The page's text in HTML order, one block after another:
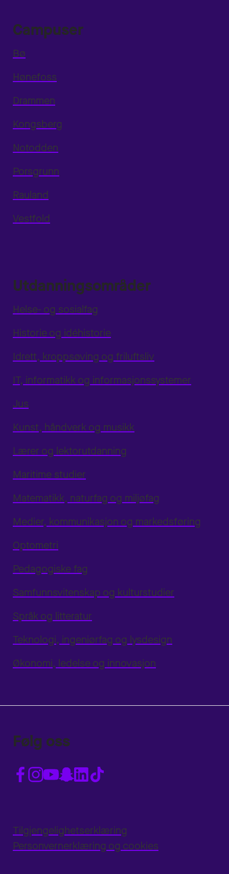
Campuser
Bø
Hønefoss
Drammen
Kongsberg
Notodden
Porsgrunn
Rauland
Vestfold
Utdanningsområder
Helse- og sosialfag
Historie og idéhistorie
Idrett, kroppsøving og friluftsliv
IT, informatikk og informasjonssystemer
Jus
Kunst, håndverk og musikk
Lærer og lektorutdanning
Maritime studier
Matematikk, naturfag og miljøfag
Medier, kommunikasjon og markedsføring
Optometri
Pedagogiske fag
Samfunnsvitenskap og kulturstudier
Språk og litteratur
Teknologi, ingeniørfag og lysdesign
Økonomi, ledelse og innovasjon
Følg oss
Tilgjengelighetserklæring
Personvernerklæring og cookies